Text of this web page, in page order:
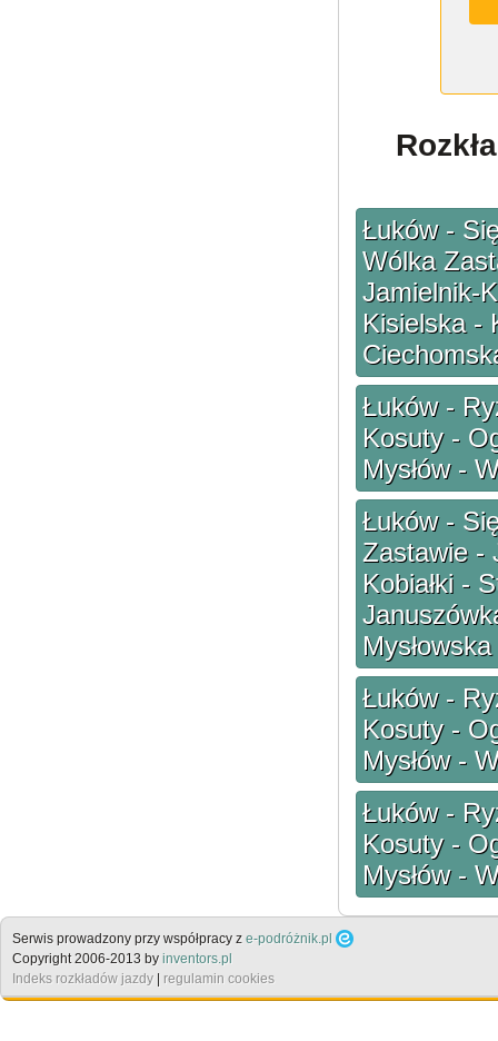
Łuków -
Wólka
Jamielnik-
Kisielska -
Łuków -
Kosuty -
Mysłów -
Łuków -
Zastawie -
Kobiałki -
Mysłowska
Łuków -
Kosuty -
Mysłów -
Łuków -
Kosuty -
Mysłów -
Serwis prowadzony przy współpracy z e-podróżnik.pl
Copyright 2006-2013 by inventors.pl
Indeks rozkładów jazdy | regulamin cookies